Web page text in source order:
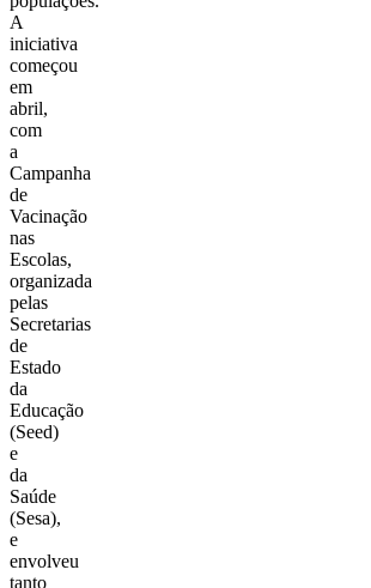
A
iniciativa
começou
em
abril,
com
a
Campanha
de
Vacinação
nas
Escolas,
organizada
pelas
Secretarias
de
Estado
da
Educação
(Seed)
e
da
Saúde
(Sesa),
e
envolveu
tanto